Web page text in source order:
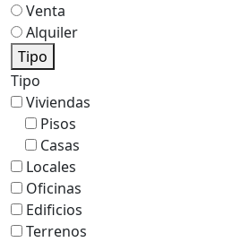
Venta
Alquiler
Tipo
Tipo
Viviendas
Pisos
Casas
Locales
Oficinas
Edificios
Terrenos